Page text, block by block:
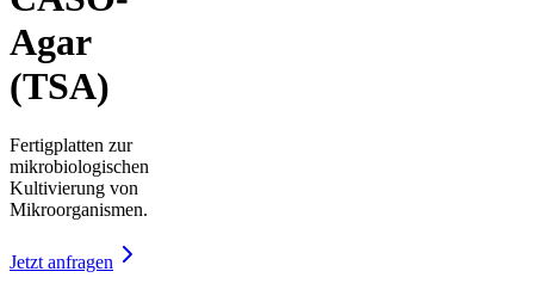
Agar
(TSA)
Fertigplatten zur
mikrobiologischen
Kultivierung von
Mikroorganismen.
Jetzt anfragen